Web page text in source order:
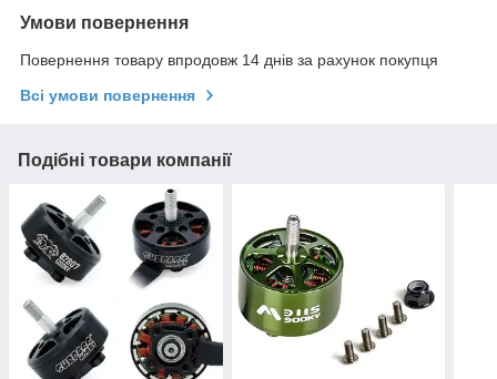
Умови повернення
Повернення товару впродовж 14 днів за рахунок покупця
Всі умови повернення
Подібні товари компанії